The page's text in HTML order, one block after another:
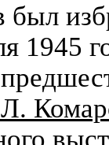
1945